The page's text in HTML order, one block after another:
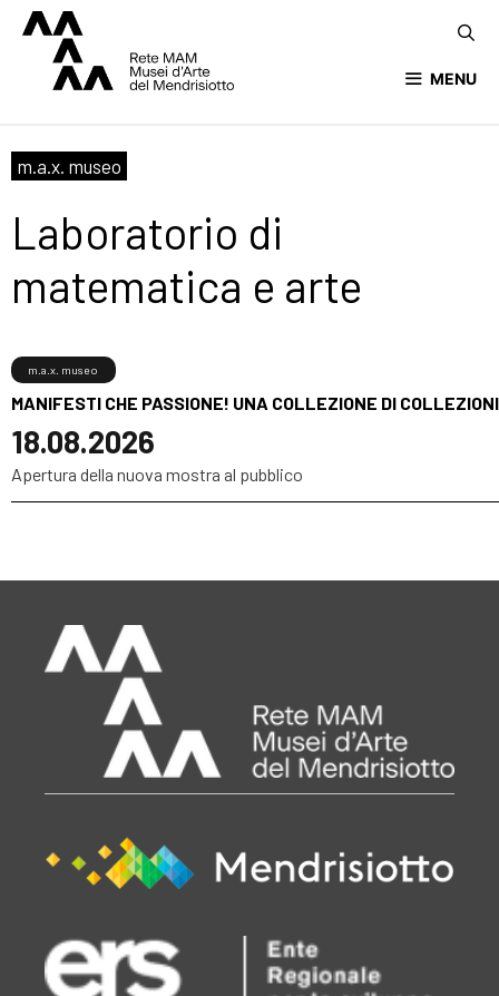
MENU
m.a.x. museo
Laboratorio di
matematica e arte
MANIFESTI CHE PASSIONE! UNA COLLEZIONE DI COLLEZIONI
18.08.2026
m.a.x. museo
Apertura della nuova mostra al pubblico